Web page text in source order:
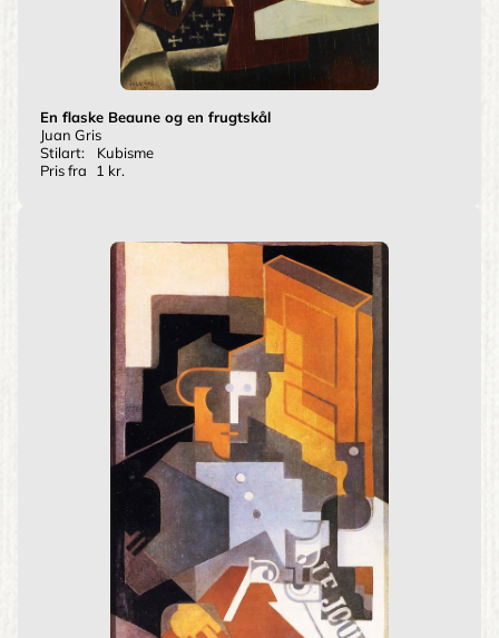
En flaske Beaune og en frugtskål
Juan Gris
Stilart:
Kubisme
Pris fra
1 kr.